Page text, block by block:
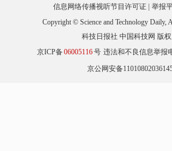
信息网络传播视听节目许可证
举报
Copyright © Science and Technology Daily,
科技日报社 中国科技网 版
京ICP备06005116号 违法和不良信息举报
京公网安备